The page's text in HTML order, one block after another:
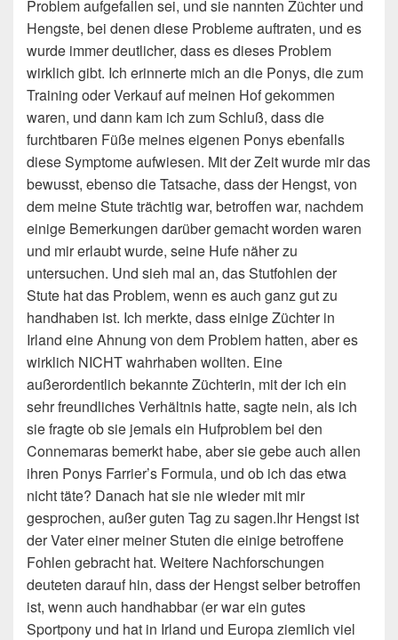
Problem aufgefallen sei, und sie nannten Züchter und
Hengste, bei denen diese Probleme auftraten, und es
wurde immer deutlicher, dass es dieses Problem
wirklich gibt. Ich erinnerte mich an die Ponys, die zum
Training oder Verkauf auf meinen Hof gekommen
waren, und dann kam ich zum Schluß, dass die
furchtbaren Füße meines eigenen Ponys ebenfalls
diese Symptome aufwiesen. Mit der Zeit wurde mir das
bewusst, ebenso die Tatsache, dass der Hengst, von
dem meine Stute trächtig war, betroffen war, nachdem
einige Bemerkungen darüber gemacht worden waren
und mir erlaubt wurde, seine Hufe näher zu
untersuchen. Und sieh mal an, das Stutfohlen der
Stute hat das Problem, wenn es auch ganz gut zu
handhaben ist. Ich merkte, dass einige Züchter in
Irland eine Ahnung von dem Problem hatten, aber es
wirklich NICHT wahrhaben wollten. Eine
außerordentlich bekannte Züchterin, mit der ich ein
sehr freundliches Verhältnis hatte, sagte nein, als ich
sie fragte ob sie jemals ein Hufproblem bei den
Connemaras bemerkt habe, aber sie gebe auch allen
ihren Ponys Farrier’s Formula, und ob ich das etwa
nicht täte? Danach hat sie nie wieder mit mir
gesprochen, außer guten Tag zu sagen.Ihr Hengst ist
der Vater einer meiner Stuten die einige betroffene
Fohlen gebracht hat. Weitere Nachforschungen
deuteten darauf hin, dass der Hengst selber betroffen
ist, wenn auch handhabbar (er war ein gutes
Sportpony und hat in Irland und Europa ziemlich viel